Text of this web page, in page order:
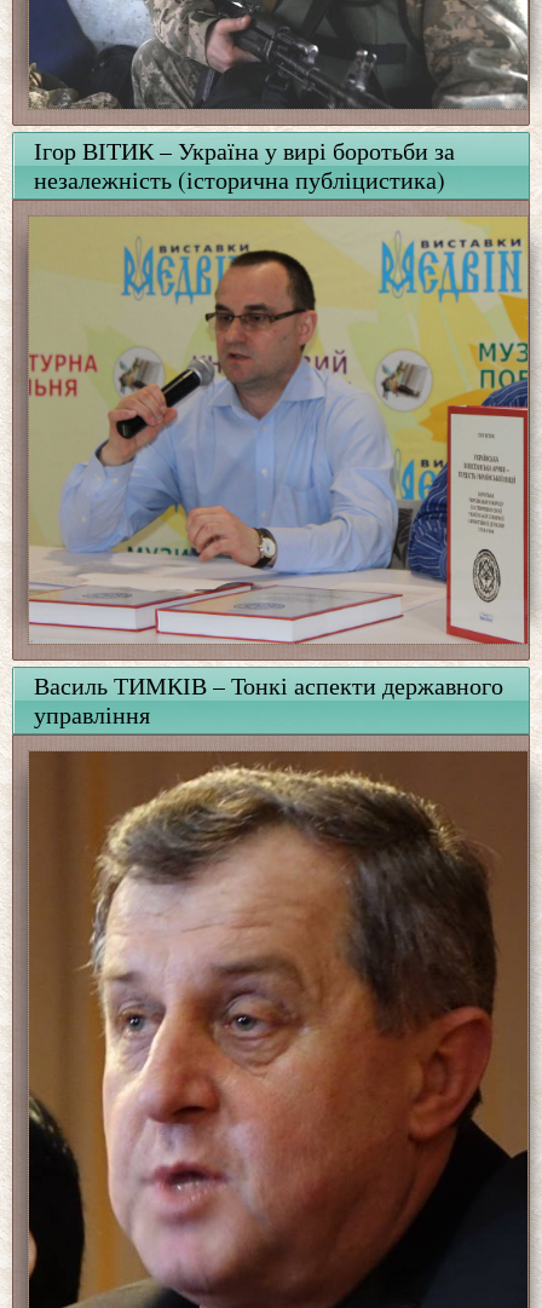
Ігор ВІТИК – Україна у вирі боротьби за
незалежність (історична публіцистика)
Василь ТИМКІВ – Тонкі аспекти державного
управління